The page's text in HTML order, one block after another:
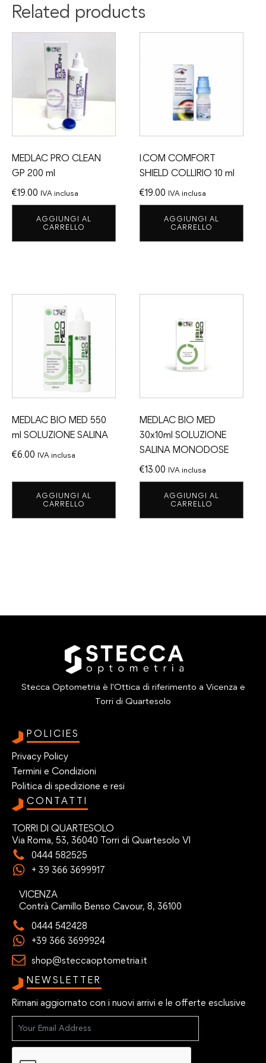
Related products
MEDLAC PRO CLEAN
GP 200 ml
€19.00 IVA inclusa
AGGIUNGI AL
CARRELLO
I.COM COMFORT
SHIELD COLLIRIO 10 ml
€19.00 IVA inclusa
AGGIUNGI AL
CARRELLO
MEDLAC BIO MED 550
ml SOLUZIONE SALINA
€6.00 IVA inclusa
AGGIUNGI AL
CARRELLO
MEDLAC BIO MED
30x10ml SOLUZIONE
SALINA MONODOSE
€13.00 IVA inclusa
AGGIUNGI AL
CARRELLO
Stecca Optometria è l'Ottica di riferimento a Vicenza e
Torri di Quartesolo
POLICIES
Privacy Policy
Termini e Condizioni
Politica di spedizione e resi
CONTATTI
TORRI DI QUARTESOLO
Via Roma, 53, 36040 Torri di Quartesolo VI
0444 582525
+ 39 366 3699917
VICENZA
Contrà Camillo Benso Cavour, 8, 36100
0444 542428
+39 366 3699924
shop@steccaoptometria.it
NEWSLETTER
Rimani aggiornato con i nuovi arrivi e le offerte esclusive